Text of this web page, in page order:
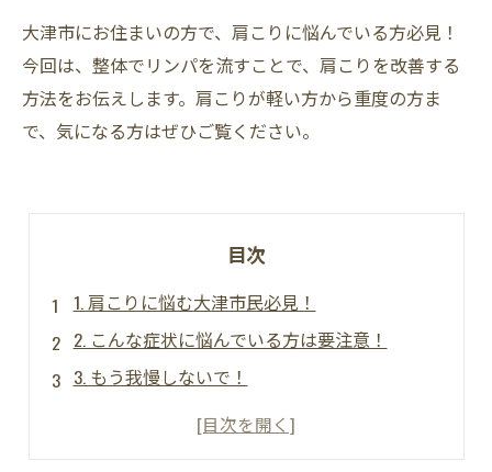
大津市にお住まいの方で、肩こりに悩んでいる方必見！
今回は、整体でリンパを流すことで、肩こりを改善する
方法をお伝えします。肩こりが軽い方から重度の方ま
で、気になる方はぜひご覧ください。
目次
1. 肩こりに悩む大津市民必見！
2. こんな症状に悩んでいる方は要注意！
3. もう我慢しないで！
4. リンパケアで帰宅後のリラックスタイムを！